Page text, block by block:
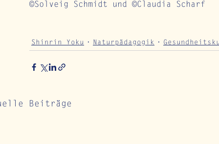
©Solveig Schmidt und ©Claudia Scharf
Shinrin Yoku Naturpädagogik
Beiträge